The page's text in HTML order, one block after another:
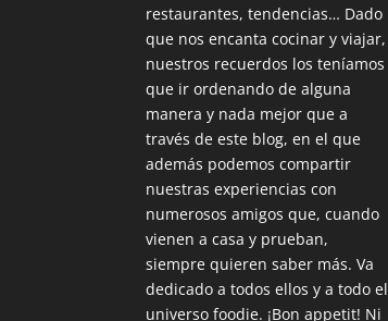
restaurantes, tendencias… Dado
que nos encanta cocinar y viajar,
nuestros recuerdos los teníamos
que ir ordenando de alguna
manera y nada mejor que a
través de este blog, en el que
además podemos compartir
nuestras experiencias con
numerosos amigos que, cuando
vienen a casa y prueban,
siempre quieren saber más. Va
dedicado a todos ellos y a todo el
universo foodie. ¡Bon appetit! Ni